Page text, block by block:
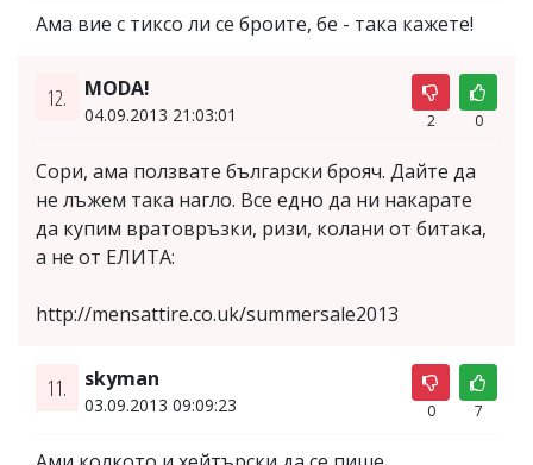
Ама вие с тиксо ли се броите, бе - така кажете!
12. MODA!
04.09.2013 21:03:01 2 0
Сори, ама ползвате български брояч. Дайте да
не лъжем така нагло. Все едно да ни накарате
да купим вратовръзки, ризи, колани от битака,
а не от ЕЛИТА:
http://mensattire.co.uk/summersale2013
11. skyman
03.09.2013 09:09:23 0 7